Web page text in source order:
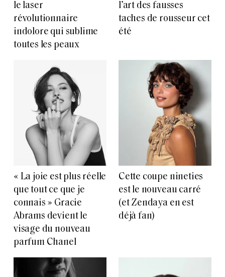
le laser
révolutionnaire
indolore qui sublime
toutes les peaux
l’art des fausses
taches de rousseur cet
été
« La joie est plus réelle
que tout ce que je
connais » Gracie
Abrams devient le
visage du nouveau
parfum Chanel
Cette coupe nineties
est le nouveau carré
(et Zendaya en est
déjà fan)